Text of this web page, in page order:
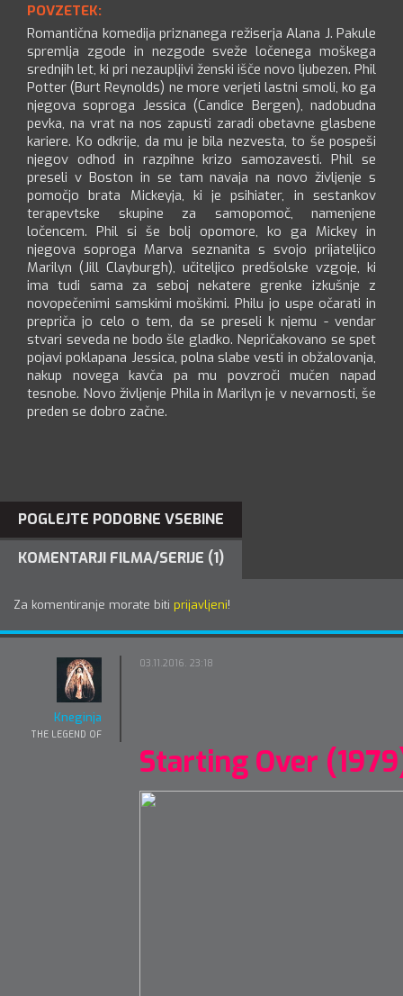
POVZETEK:
Romantična komedija priznanega režiserja Alana J. Pakule
spremlja zgode in nezgode sveže ločenega moškega
srednjih let, ki pri nezaupljivi ženski išče novo ljubezen. Phil
Potter (Burt Reynolds) ne more verjeti lastni smoli, ko ga
njegova soproga Jessica (Candice Bergen), nadobudna
pevka, na vrat na nos zapusti zaradi obetavne glasbene
kariere. Ko odkrije, da mu je bila nezvesta, to še pospeši
njegov odhod in razpihne krizo samozavesti. Phil se
preseli v Boston in se tam navaja na novo življenje s
pomočjo brata Mickeyja, ki je psihiater, in sestankov
terapevtske skupine za samopomoč, namenjene
ločencem. Phil si še bolj opomore, ko ga Mickey in
njegova soproga Marva seznanita s svojo prijateljico
Marilyn (Jill Clayburgh), učiteljico predšolske vzgoje, ki
ima tudi sama za seboj nekatere grenke izkušnje z
novopečenimi samskimi moškimi. Philu jo uspe očarati in
prepriča jo celo o tem, da se preseli k njemu - vendar
stvari seveda ne bodo šle gladko. Nepričakovano se spet
pojavi poklapana Jessica, polna slabe vesti in obžalovanja,
nakup novega kavča pa mu povzroči mučen napad
tesnobe. Novo življenje Phila in Marilyn je v nevarnosti, še
preden se dobro začne.
POGLEJTE PODOBNE VSEBINE
KOMENTARJI FILMA/SERIJE (1)
Za komentiranje morate biti prijavljeni!
Kneginja
THE LEGEND OF
03.11.2016. 23:18
Starting Over